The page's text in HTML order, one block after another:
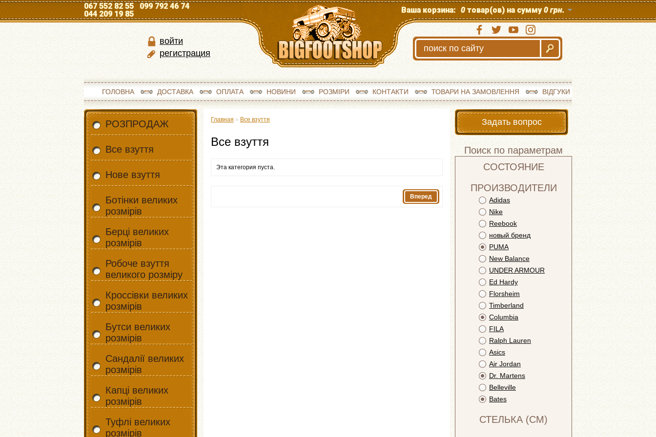
067 552 82 55 099 792 46 74
044 209 19 85
Ваша корзина: 0товар(ов) на сумму0 грн.
войти
регистрация
ГОЛОВНА ДОСТАВКА ОПЛАТА НОВИНИ РОЗМІРИ КОНТАКТИ ТОВАРИ НА ЗАМОВЛЕННЯ ВІДГУКИ
РОЗПРОДАЖ
Все взуття
Нове взуття
Ботінки великих
розмірів
Берці великих
розмірів
Робоче взуття
великого розміру
Кроссівки великих
розмірів
Бутси великих
розмірів
Сандалії великих
розмірів
Капці великих
розмірів
Туфлі великих
розмірів
Задать вопрос
Поиск по параметрам
СОСТОЯНИЕ
ПРОИЗВОДИТЕЛИ
Adidas
Nike
Reebook
новый бренд
PUMA
New Balance
UNDER ARMOUR
Ed Hardy
Florsheim
Timberland
Columbia
FILA
Ralph Lauren
Asics
Air Jordan
Dr. Martens
Belleville
Bates
СТЕЛЬКА (СМ)
Главная » Все взуття
Все взуття
Эта категория пуста.
Вперед